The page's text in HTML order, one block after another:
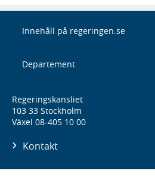
Innehåll på regeringen.se
Departement
Regeringskansliet
103 33 Stockholm
Växel 08-405 10 00
Kontakt